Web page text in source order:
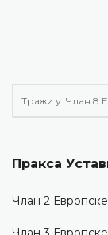
Пракса
Члан 2